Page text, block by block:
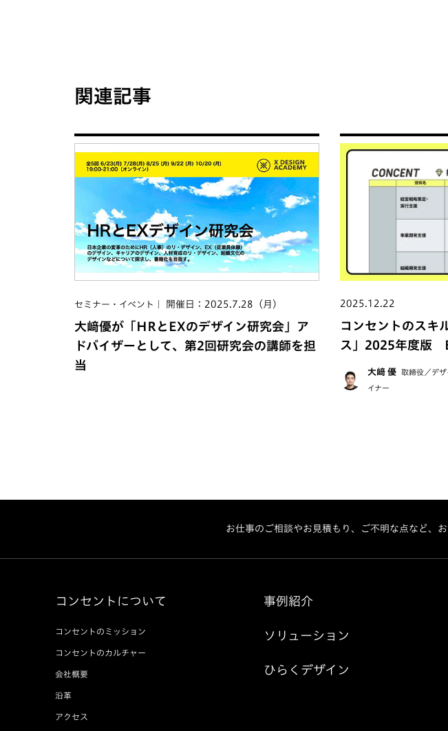
関連記事
セミナー・イベント 開催日：2025.7.28（月）
大﨑優が「HRとEXのデザイン研究会」ア
ドバイザーとして、第2回研究会の講師を担
当
2025.12.22
コンセントのスキ
ス」2025年度版
大﨑 優 取締役／デ
イナー
お仕事のご相談やお見積もり、ご不明な点など、
コンセントについて
コンセントのミッション
コンセントのカルチャー
会社概要
沿革
アクセス
事例紹介
ソリューション
ひらくデザイン